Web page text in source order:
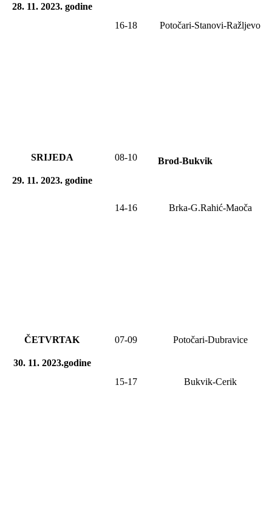
28. 11. 2023.godine
16-18 Potočari-Stanovi-Ražljevo
SRIJEDA
29. 11. 2023.godine
08-10 Brod-Bukvik
14-16 Brka-G.Rahić-Maoča
ČETVRTAK
30. 11. 2023.godine
07-09 Potočari-Dubravice
15-17 Bukvik-Cerik